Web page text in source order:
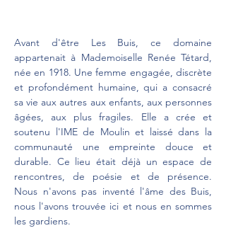
Avant d'être Les Buis, ce domaine
appartenait à Mademoiselle Renée Tétard,
née en 1918. Une femme engagée, discrète
et profondément humaine, qui a consacré
sa vie aux autres aux enfants, aux personnes
âgées, aux plus fragiles. Elle a crée et
soutenu l'IME de Moulin et laissé dans la
communauté une empreinte douce et
durable. Ce lieu était déjà un espace de
rencontres, de poésie et de présence.
Nous n'avons pas inventé l'âme des Buis,
nous l'avons trouvée ici et nous en sommes
les gardiens.